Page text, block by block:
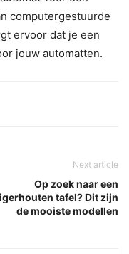
computergestuurde
ervoor dat je een
jouw automatten.
Next article
Op zoek naar een
tafel? Dit zijn
de mooiste modellen